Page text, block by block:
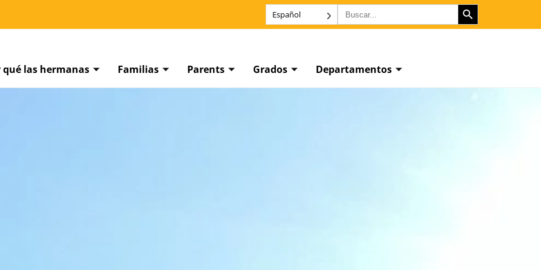
Español Buscar: BOTÓN DE BÚSQUEDA
qué las hermanas Familias Parents Grados Departamentos